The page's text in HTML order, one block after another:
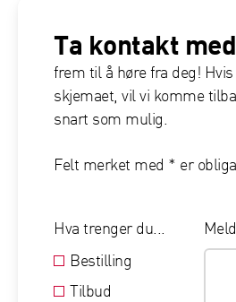
Ta kontakt
frem til å høre fra deg!
skjemaet, vil vi komme
snart som mulig.
Felt merket med * er
Hva trenger du...
Bestilling
Tilbud